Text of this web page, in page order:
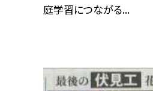
庭学習につながる...